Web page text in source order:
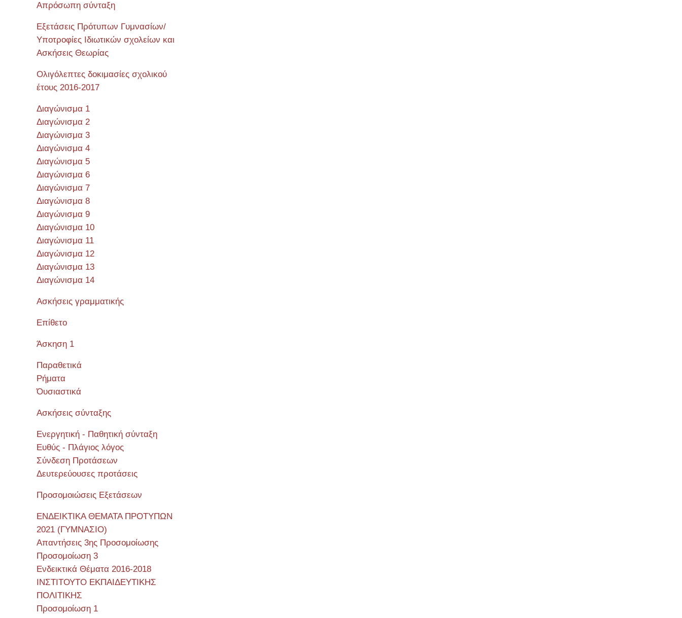
Απρόσωπη σύνταξη
Εξετάσεις Πρότυπων Γυμνασίων/
Υποτροφίες Ιδιωτικών σχολείων και
Ασκήσεις Θεωρίας
Ολιγόλεπτες δοκιμασίες σχολικού
έτους 2016-2017
Διαγώνισμα 1
Διαγώνισμα 2
Διαγώνισμα 3
Διαγώνισμα 4
Διαγώνισμα 5
Διαγώνισμα 6
Διαγώνισμα 7
Διαγώνισμα 8
Διαγώνισμα 9
Διαγώνισμα 10
Διαγώνισμα 11
Διαγώνισμα 12
Διαγώνισμα 13
Διαγώνισμα 14
Ασκήσεις γραμματικής
Επίθετο
Άσκηση 1
Παραθετικά
Ρήματα
Όυσιαστικά
Ασκήσεις σύνταξης
Ενεργητική - Παθητική σύνταξη
Ευθύς - Πλάγιος λόγος
Σύνδεση Προτάσεων
Δευτερεύουσες προτάσεις
Προσομοιώσεις Εξετάσεων
ΕΝΔΕΙΚΤΙΚΑ ΘΕΜΑΤΑ ΠΡΟΤΥΠΩΝ
2021 (ΓΥΜΝΑΣΙΟ)
Απαντήσεις 3ης Προσομοίωσης
Προσομοίωση 3
Ενδεικτικά Θέματα 2016-2018
ΙΝΣΤΙΤΟΥΤΟ ΕΚΠΑΙΔΕΥΤΙΚΗΣ
ΠΟΛΙΤΙΚΗΣ
Προσομοίωση 1